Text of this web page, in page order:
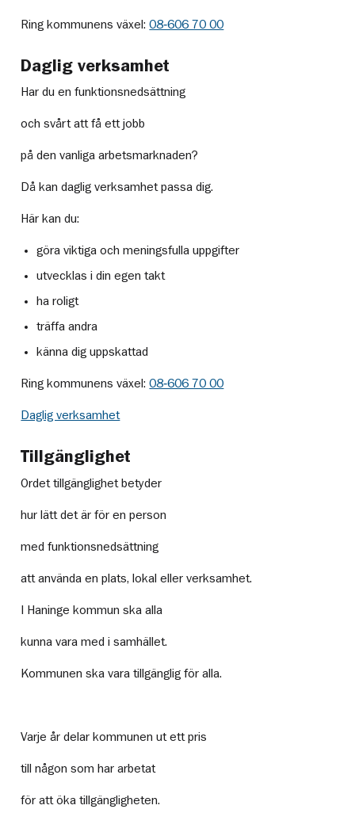
Ring kommunens växel:08‑606 70 00
Daglig verksamhet
Har du en funktionsnedsättning
och svårt att få ett jobb
på den vanliga arbetsmarknaden?
Då kan daglig verksamhet passa dig.
Här kan du:
göra viktiga och meningsfulla uppgifter
utvecklas i din egen takt
ha roligt
träffa andra
känna dig uppskattad
Ring kommunens växel:08‑606 70 00
Daglig verksamhet
Tillgänglighet
Ordet tillgänglighet betyder
hur lätt det är för en person
med funktionsnedsättning
att använda en plats, lokal eller verksamhet.
I Haninge kommun ska alla
kunna vara med i samhället.
Kommunen ska vara tillgänglig för alla.
Varje år delar kommunen ut ett pris
till någon som har arbetat
för att öka tillgängligheten.